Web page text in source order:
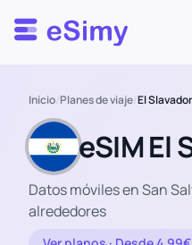
Esimy
Inicio/Planes de viaje/El Slavador
eSIM El
Datos móviles en San
alrededores